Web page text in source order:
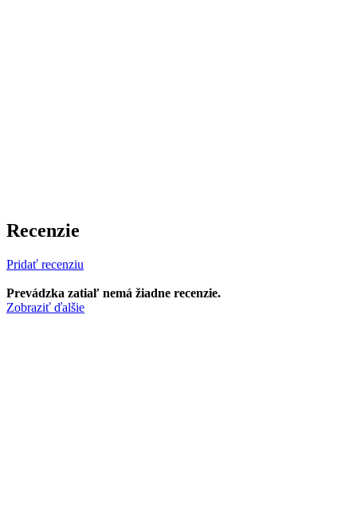
Recenzie
Pridať recenziu
Prevádzka zatiaľ nemá žiadne recenzie.
Zobraziť ďalšie